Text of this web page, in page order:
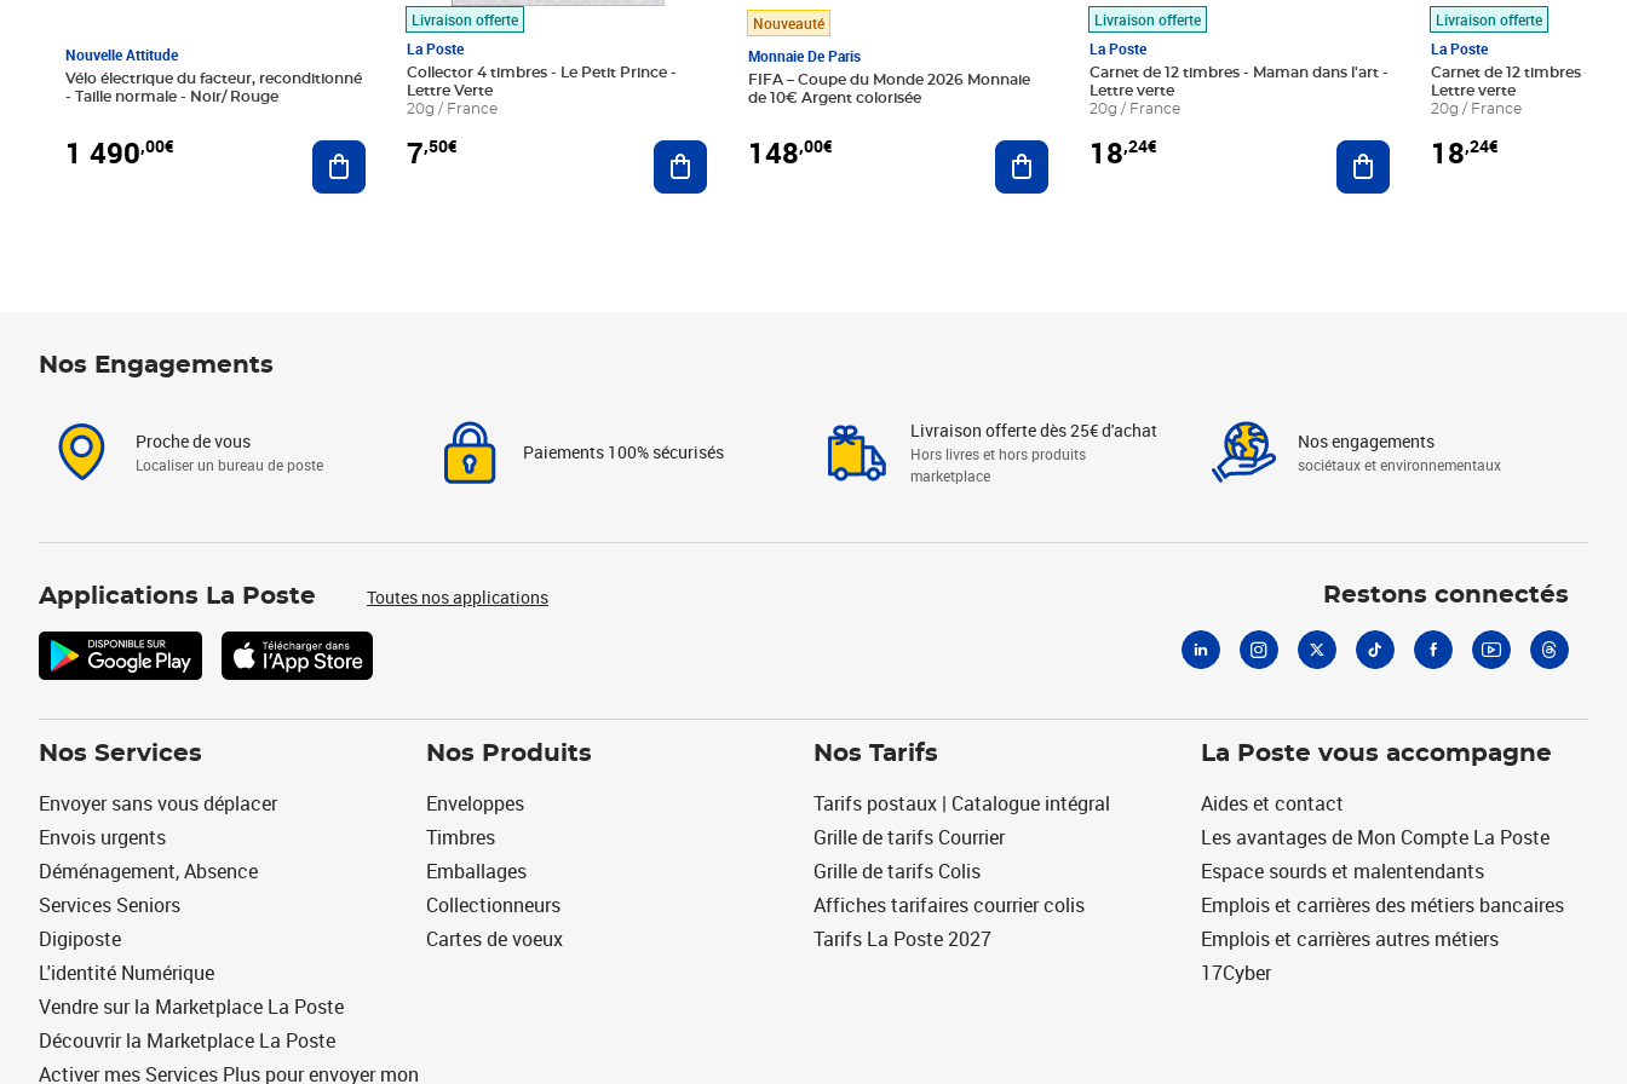
Nouvelle Attitude
Vélo électrique du facteur, reconditionné
- Taille normale - Noir/ Rouge
1 490,00€ Ajouter au panier
Livraison offerte
La Poste
Collector 4 timbres - Le Petit Prince -
Lettre Verte
20g / France
7,50€ Ajouter au panier
Nouveauté
Monnaie De Paris
FIFA – Coupe du Monde 2026 Monnaie
de 10€ Argent colorisée
148,00€ Ajouter au panier
Livraison offerte
La Poste
Carnet de 12 timbres - Maman dans l'art -
Lettre verte
20g / France
18,24€ Ajouter au panier
Livraison offerte
La Poste
Carnet de 12 timbres - Le
Lettre verte
20g / France
18,24€
Nos Engagements
Proche de vous
Localiser un bureau de poste
Paiements 100% sécurisés
Livraison offerte dès 25€ d'achat
Hors livres et hors produits
marketplace
Nos engagements
sociétaux et environnementaux
Applications La Poste Toutes nos applications Restons connectés
Nos Services
Envoyer sans vous déplacer
Envois urgents
Déménagement, Absence
Services Seniors
Digiposte
L'identité Numérique
Vendre sur la Marketplace La Poste
Découvrir la Marketplace La Poste
Activer mes Services Plus pour envoyer mon
Nos Produits
Enveloppes
Timbres
Emballages
Collectionneurs
Cartes de voeux
Nos Tarifs
Tarifs postaux | Catalogue intégral
Grille de tarifs Courrier
Grille de tarifs Colis
Affiches tarifaires courrier colis
Tarifs La Poste 2027
La Poste vous accompagne
Aides et contact
Les avantages de Mon Compte La Poste
Espace sourds et malentendants
Emplois et carrières des métiers bancaires
Emplois et carrières autres métiers
17Cyber